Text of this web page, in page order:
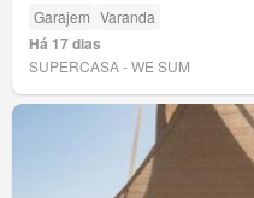
Garajem Varanda
Há 17 dias
SUPERCASA - WE SUM